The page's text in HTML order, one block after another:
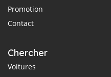
Promotion
Contact
Chercher
Voitures